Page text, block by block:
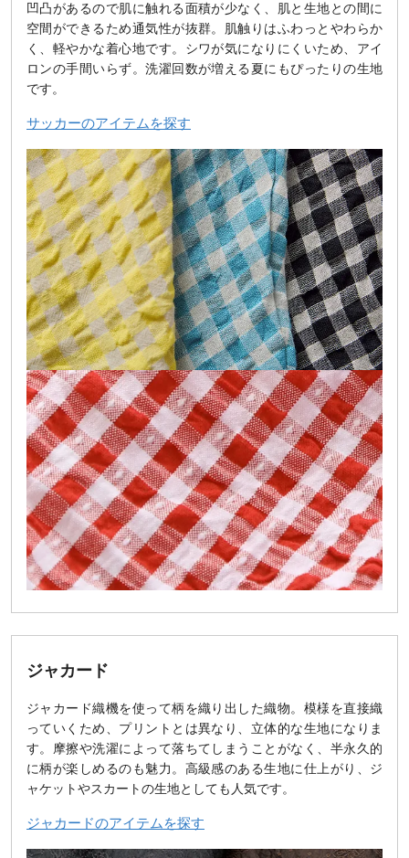
凹凸があるので肌に触れる面積が少なく、肌と生地との間に
空間ができるため通気性が抜群。肌触りはふわっとやわらか
く、軽やかな着心地です。シワが気になりにくいため、アイ
ロンの手間いらず。洗濯回数が増える夏にもぴったりの生地
です。
サッカーのアイテムを探す
ジャカード
ジャカード織機を使って柄を織り出した織物。模様を直接織
っていくため、プリントとは異なり、立体的な生地になりま
す。摩擦や洗濯によって落ちてしまうことがなく、半永久的
に柄が楽しめるのも魅力。高級感のある生地に仕上がり、ジ
ャケットやスカートの生地としても人気です。
ジャカードのアイテムを探す